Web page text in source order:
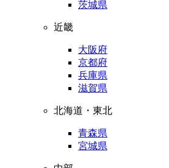
茨城県
近畿
大阪府
京都府
兵庫県
滋賀県
北海道・東北
青森県
宮城県